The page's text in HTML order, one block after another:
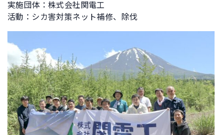
実施団体：株式会社関電工
活動：シカ害対策ネット補修、除伐